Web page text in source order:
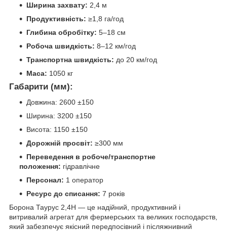
Ширина захвату: 2,4 м
Продуктивність: ≥1,8 га/год
Глибина обробітку: 5–18 см
Робоча швидкість: 8–12 км/год
Транспортна швидкість: до 20 км/год
Маса: 1050 кг
Габарити (мм):
Довжина: 2600 ±150
Ширина: 3200 ±150
Висота: 1150 ±150
Дорожній просвіт: ≥300 мм
Переведення в робоче/транспортне
положення: гідравлічне
Персонал: 1 оператор
Ресурс до списання: 7 років
Борона Таурус 2,4Н — це надійний, продуктивний і
витривалий агрегат для фермерських та великих господарств,
який забезпечує якісний передпосівний і післяжнивний